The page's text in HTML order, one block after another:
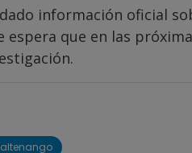
información oficial
espera que en las